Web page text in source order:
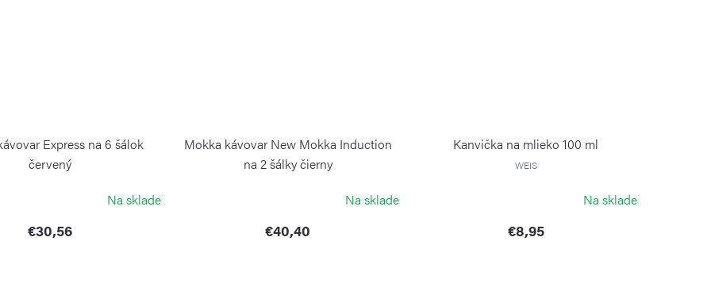
Express na 6 šálok
červený
Na sklade
€30,56
Mokka kávovar New Mokka Induction
na 2 šálky čierny
Na sklade
€40,40
Kanvička na mlieko 100 ml
WEIS
Na sklade
€8,95